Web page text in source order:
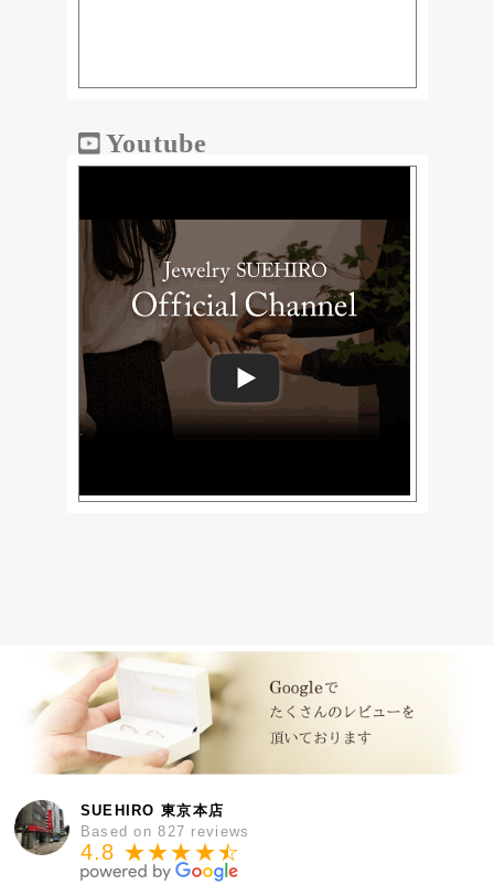
Youtube
SUEHIRO 東京本店
Based on 827 reviews
4.8 ★★★★★
☆